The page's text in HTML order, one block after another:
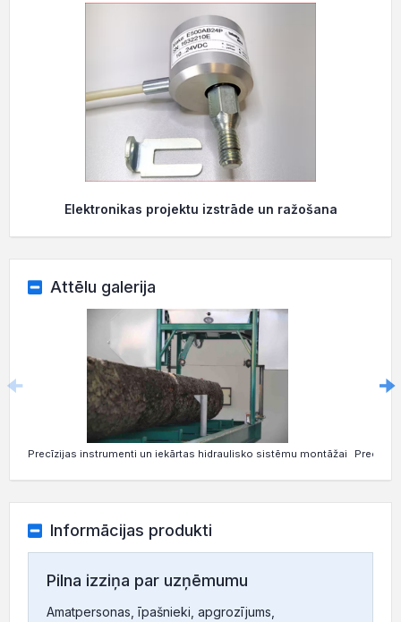
Elektronikas projektu izstrāde un ražošana
Attēlu galerija
Precīzijas instrumenti un iekārtas hidraulisko sistēmu montāžai Precīza
Informācijas produkti
Pilna izziņa par uzņēmumu
Amatpersonas, īpašnieki, apgrozījums,